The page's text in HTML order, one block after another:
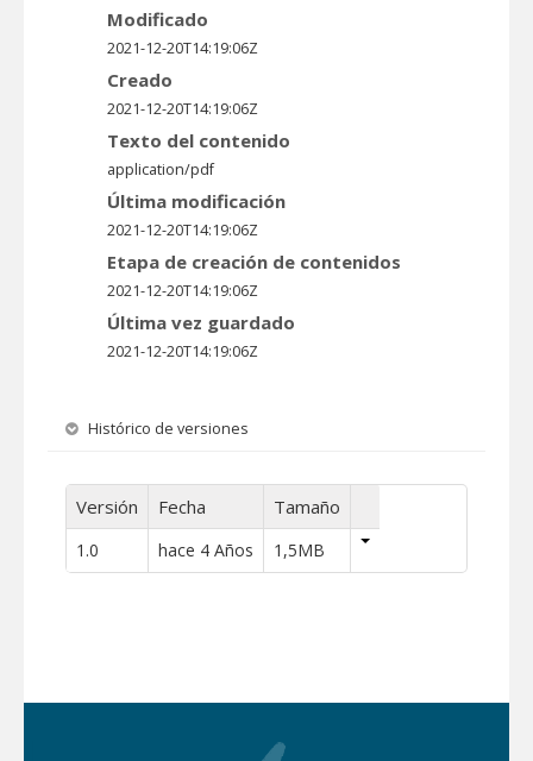
Modificado
2021-12-20T14:19:06Z
Creado
2021-12-20T14:19:06Z
Texto del contenido
application/pdf
Última modificación
2021-12-20T14:19:06Z
Etapa de creación de contenidos
2021-12-20T14:19:06Z
Última vez guardado
2021-12-20T14:19:06Z
Histórico de versiones
Versión Fecha Tamaño
1.0 hace 4 Años 1,5MB